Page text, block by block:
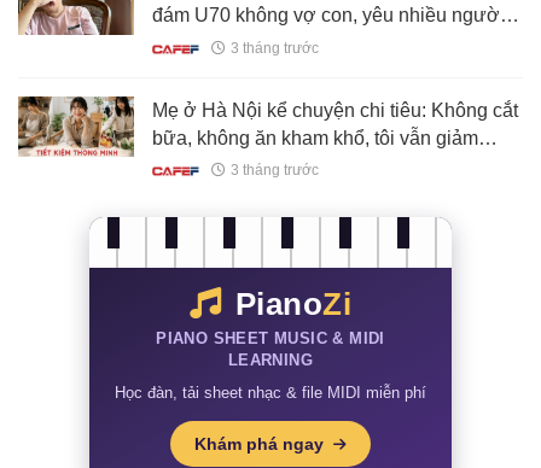
đám U70 không vợ con, yêu nhiều người
không thành3 tháng trước
Mẹ ở Hà Nội kể chuyện chi tiêu: Không cắt
bữa, không ăn kham khổ, tôi vẫn giảm
được gần 2 triệu tiền chợ mỗi tháng nhờ
3 tháng trước
PianoZi
PIANO SHEET MUSIC & MIDI
LEARNING
Học đàn, tải sheet nhạc & file MIDI miễn phí
Khám phá ngay